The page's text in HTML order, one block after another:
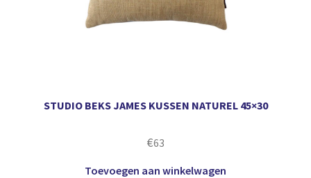
STUDIO BEKS JAMES KUSSEN NATUREL 45×30
€63
Toevoegen aan winkelwagen